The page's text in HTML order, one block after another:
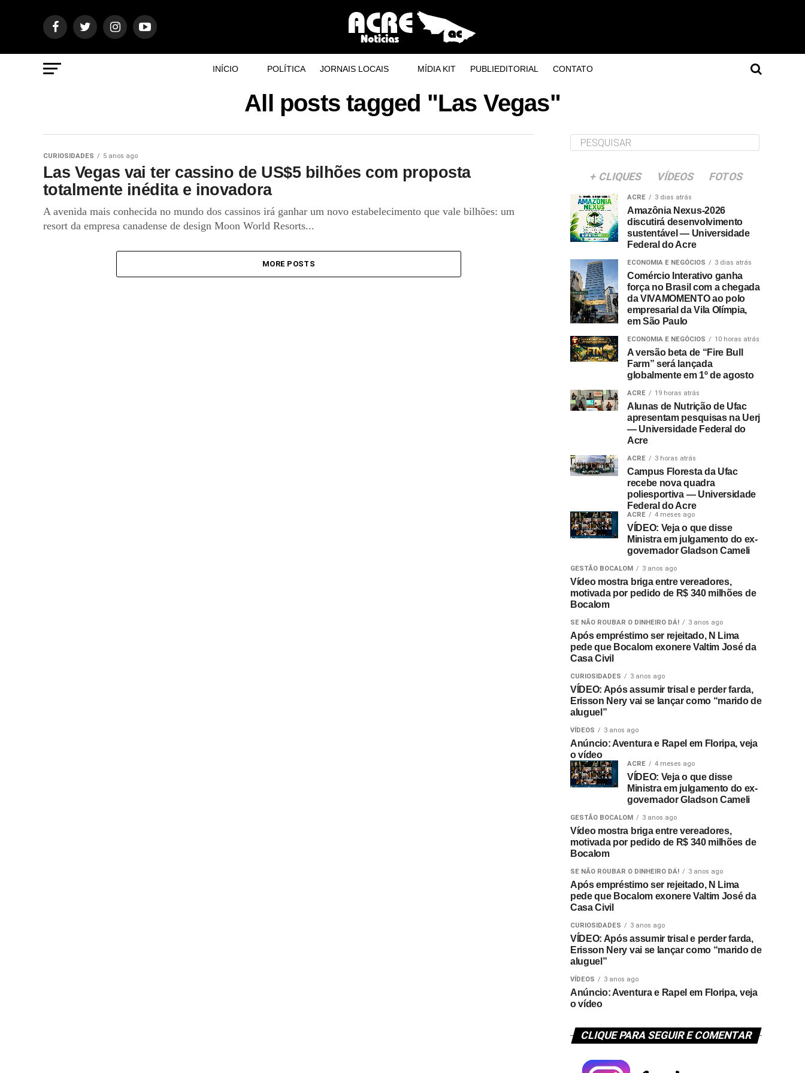
INÍCIO POLÍTICA JORNAIS LOCAIS MÍDIA KIT PUBLIEDITORIAL CONTATO
All posts tagged "Las Vegas"
CURIOSIDADES 5 anos ago
Las Vegas vai ter cassino de US$5 bilhões com proposta
totalmente inédita e inovadora
A avenida mais conhecida no mundo dos cassinos irá ganhar um novo estabelecimento que vale bilhões: um
resort da empresa canadense de design Moon World Resorts...
MORE POSTS
+ CLIQUES VÍDEOS FOTOS
ACRE 3 dias atrás
Amazônia Nexus-2026
discutirá desenvolvimento
sustentável — Universidade
Federal do Acre
ECONOMIA E NEGÓCIOS 3 dias atrás
Comércio Interativo ganha
força no Brasil com a chegada
da VIVAMOMENTO ao polo
empresarial da Vila Olímpia,
em São Paulo
ECONOMIA E NEGÓCIOS 10 horas atrás
A versão beta de “Fire Bull
Farm” será lançada
globalmente em 1º de agosto
ACRE 19 horas atrás
Alunas de Nutrição de Ufac
apresentam pesquisas na Uerj
— Universidade Federal do
Acre
ACRE 3 horas atrás
Campus Floresta da Ufac
recebe nova quadra
poliesportiva — Universidade
Federal do Acre
ACRE 4 meses ago
VÍDEO: Veja o que disse
Ministra em julgamento do ex-
governador Gladson Cameli
GESTÃO BOCALOM 3 anos ago
Vídeo mostra briga entre vereadores,
motivada por pedido de R$ 340 milhões de
Bocalom
SE NÃO ROUBAR O DINHEIRO DÁ! 3 anos ago
Após empréstimo ser rejeitado, N Lima
pede que Bocalom exonere Valtim José da
Casa Civil
CURIOSIDADES 3 anos ago
VÍDEO: Após assumir trisal e perder farda,
Erisson Nery vai se lançar como “marido de
aluguel”
VÍDEOS 3 anos ago
Anúncio: Aventura e Rapel em Floripa, veja
o vídeo
ACRE 4 meses ago
VÍDEO: Veja o que disse
Ministra em julgamento do ex-
governador Gladson Cameli
GESTÃO BOCALOM 3 anos ago
Vídeo mostra briga entre vereadores,
motivada por pedido de R$ 340 milhões de
Bocalom
SE NÃO ROUBAR O DINHEIRO DÁ! 3 anos ago
Após empréstimo ser rejeitado, N Lima
pede que Bocalom exonere Valtim José da
Casa Civil
CURIOSIDADES 3 anos ago
VÍDEO: Após assumir trisal e perder farda,
Erisson Nery vai se lançar como “marido de
aluguel”
VÍDEOS 3 anos ago
Anúncio: Aventura e Rapel em Floripa, veja
o vídeo
CLIQUE PARA SEGUIR E COMENTAR